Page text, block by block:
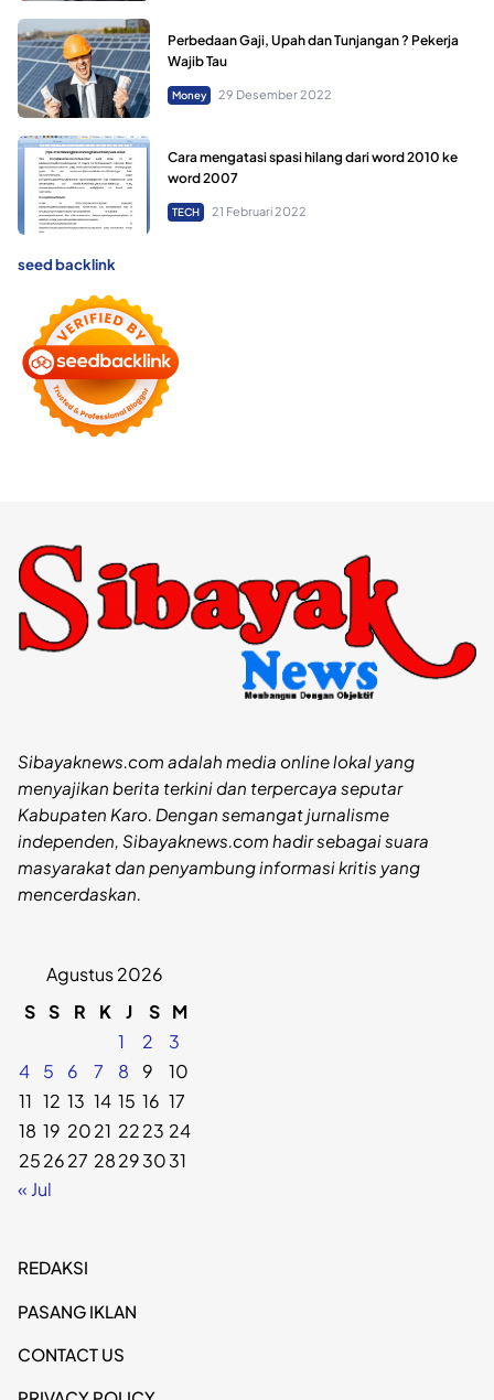
Perbedaan Gaji, Upah dan Tunjangan ? Pekerja
Wajib Tau
Money 29 Desember 2022
Cara mengatasi spasi hilang dari word 2010 ke
word 2007
TECH 21 Februari 2022
seed backlink
Sibayaknews.com adalah media online lokal yang
menyajikan berita terkini dan terpercaya seputar
Kabupaten Karo. Dengan semangat jurnalisme
independen, Sibayaknews.com hadir sebagai suara
masyarakat dan penyambung informasi kritis yang
mencerdaskan.
Agustus 2026
S S R K J S M
1
2
3
4
5 6 7 8 9
10
11 12 13 14 15 16 17
18 19 2021 2223 24
252627 28293031
« Jul
REDAKSI
PASANG IKLAN
CONTACT US